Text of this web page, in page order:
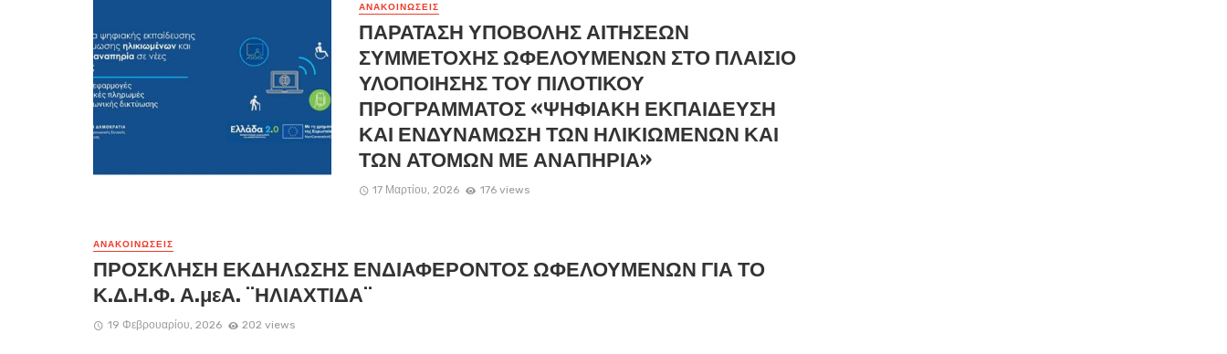
ΑΝΑΚΟΙΝΏΣΕΙΣ
ΠΑΡΑΤΑΣΗ ΥΠΟΒΟΛΗΣ ΑΙΤΗΣΕΩΝ
ΣΥΜΜΕΤΟΧΗΣ ΩΦΕΛΟΥΜΕΝΩΝ ΣΤΟ ΠΛΑΙΣΙΟ
ΥΛΟΠΟΙΗΣΗΣ ΤΟΥ ΠΙΛΟΤΙΚΟΥ
ΠΡΟΓΡΑΜΜΑΤΟΣ «ΨΗΦΙΑΚΗ ΕΚΠΑΙΔΕΥΣΗ
ΚΑΙ ΕΝΔΥΝΑΜΩΣΗ ΤΩΝ ΗΛΙΚΙΩΜΕΝΩΝ ΚΑΙ
ΤΩΝ ΑΤΟΜΩΝ ΜΕ ΑΝΑΠΗΡΙΑ»
17 Μαρτίου, 2026 176 views
ΑΝΑΚΟΙΝΏΣΕΙΣ
ΠΡΟΣΚΛΗΣΗ ΕΚΔΗΛΩΣΗΣ ΕΝΔΙΑΦΕΡΟΝΤΟΣ ΩΦΕΛΟΥΜΕΝΩΝ ΓΙΑ ΤΟ
Κ.Δ.Η.Φ. Α.μεΑ. ¨ΗΛΙΑΧΤΙΔΑ¨
19 Φεβρουαρίου, 2026 202 views